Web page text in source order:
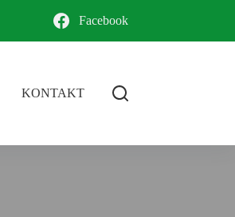
Facebook
KONTAKT